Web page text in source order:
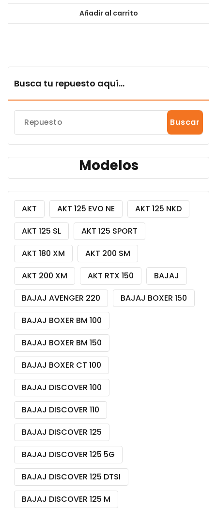
Añadir al carrito
Busca tu repuesto aquí...
Buscar
Modelos
AKT AKT 125 EVO NE
AKT 125 NKD
AKT 125 SL
AKT 125 SPORT
AKT 180 XM
AKT 200 SM
AKT 200 XM
AKT RTX 150
BAJAJ
BAJAJ AVENGER 220
BAJAJ BOXER 150
BAJAJ BOXER BM 100
BAJAJ BOXER BM 150
BAJAJ BOXER CT 100
BAJAJ DISCOVER 100
BAJAJ DISCOVER 110
BAJAJ DISCOVER 125
BAJAJ DISCOVER 125 5G
BAJAJ DISCOVER 125 DTSI
BAJAJ DISCOVER 125 M